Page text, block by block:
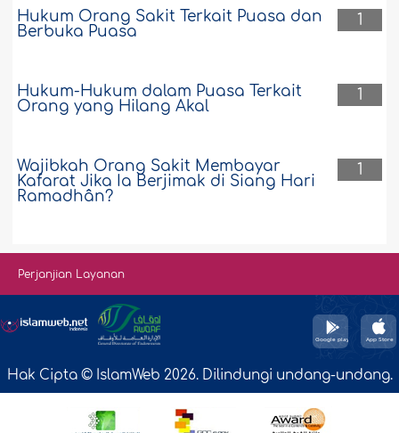
1
Hukum Orang Sakit Terkait Puasa dan
Berbuka Puasa
1
Hukum-Hukum dalam Puasa Terkait
Orang yang Hilang Akal
1
Wajibkah Orang Sakit Membayar
Kafarat Jika Ia Berjimak di Siang Hari
Ramadhân?
Perjanjian Layanan
Hak Cipta © IslamWeb 2026. Dilindungi undang-undang.